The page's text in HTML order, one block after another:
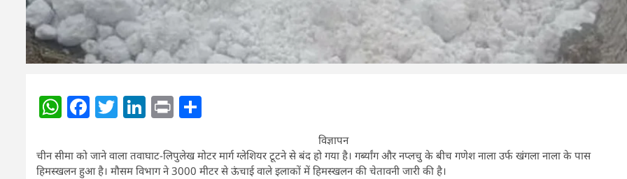
WhatsApp
Facebook
Twitter
LinkedIn
Print
विज्ञापन
चीन सीमा को जाने वाला तवाघाट-लिपुलेख मोटर मार्ग ग्लेशियर टूटने से बंद हो गया है। गर्ब्यांग और नप्लचु के बीच गणेश नाला उर्फ खंगला नाला के पास
हिमस्खलन हुआ है। मौसम विभाग ने 3000 मीटर से ऊंचाई वाले इलाकों में हिमस्खलन की चेतावनी जारी की है।